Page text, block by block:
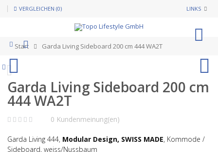
VERGLEICHEN (0) LINKS
Start Garda Living Sideboard 200 cm 444 WA2T
Garda Living Sideboard 200 cm
444 WA2T
0 Kundenmeinung(en)
Garda Living 444, Modular Design, SWISS MADE, Kommode /
Sideboard, weiss/Nussbaum